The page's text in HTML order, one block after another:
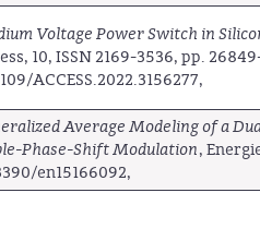
Voltage Power Switch in
10, ISSN 2169-3536, pp.
ACCESS.2022.3156277,
Average Modeling of a
Phase-Shift Modulation,
en15166092,